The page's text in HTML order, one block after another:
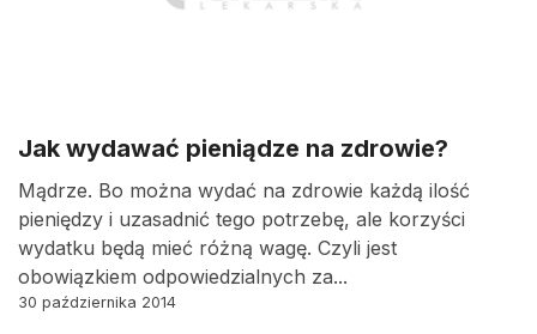
Jak wydawać pieniądze na zdrowie?
Mądrze. Bo można wydać na zdrowie każdą ilość
pieniędzy i uzasadnić tego potrzebę, ale korzyści
wydatku będą mieć różną wagę. Czyli jest
obowiązkiem odpowiedzialnych za...
30 października 2014